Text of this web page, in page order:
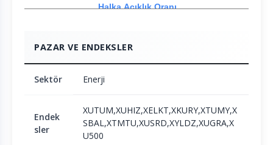
Halka Açıklık Oranı
PAZAR VE ENDEKSLER
Sektör Enerji
Endek
sler
XUTUM,XUHIZ,XELKT,XKURY,XTUMY,X
SBAL,XTMTU,XUSRD,XYLDZ,XUGRA,X
U500